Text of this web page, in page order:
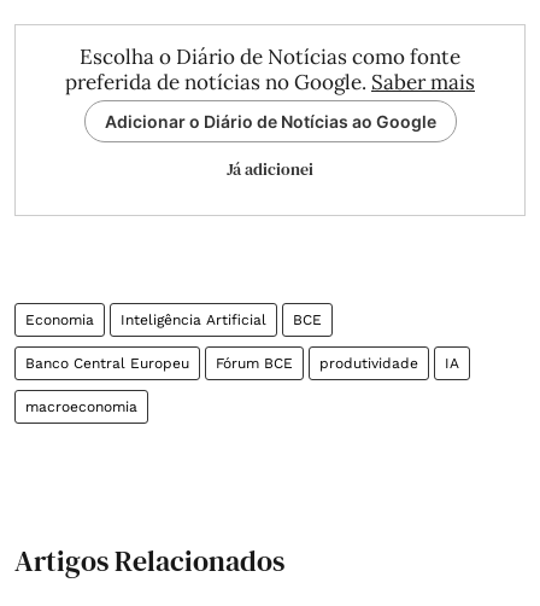
Escolha o Diário de Notícias como fonte
preferida de notícias no Google. Saber mais
Adicionar o Diário de Notícias ao Google
Já adicionei
Economia Inteligência Artificial BCE
Banco Central Europeu Fórum BCE produtividade IA
macroeconomia
Artigos Relacionados